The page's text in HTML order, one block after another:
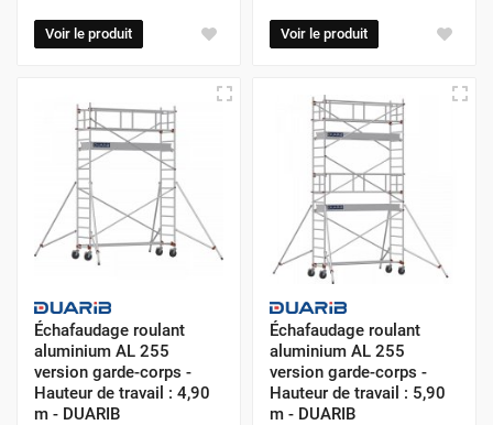
Voir le produit Voir le produit
Échafaudage roulant
aluminium AL 255
version garde-corps -
Hauteur de travail : 4,90
m - DUARIB
Échafaudage roulant
aluminium AL 255
version garde-corps -
Hauteur de travail : 5,90
m - DUARIB